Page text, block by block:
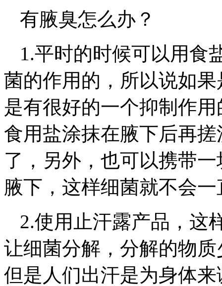
有腋臭怎么办？
1.平时的时候可以用食
菌的作用的，所以说如
是有很好的一个抑制作
食用盐涂抹在腋下后再
了，另外，也可以携带
腋下，这样细菌就不会
2.使用止汗露产品，这
让细菌分解，分解的物
但是人们出汗是为身体